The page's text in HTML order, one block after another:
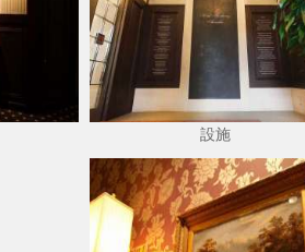
設施